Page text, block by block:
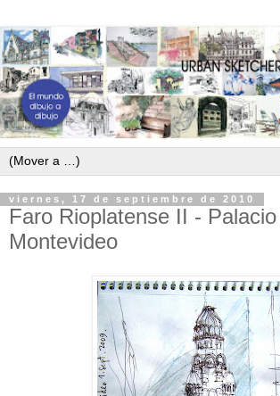
viernes, 17 de septiembre de 2010
Faro Rioplatense II -
Montevideo